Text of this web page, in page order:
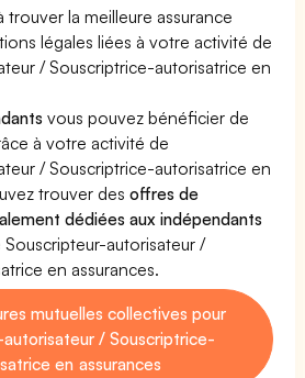
trouver la meilleure assurance
légales liées à votre activité de
/ Souscriptrice-autorisatrice en
vous pouvez bénéficier de
à votre activité de
/ Souscriptrice-autorisatrice en
trouver desoffres de
dédiées aux indépendants
autorisateur /
en assurances.
mutuelles collectives pour
/ Souscriptrice-
en assurances